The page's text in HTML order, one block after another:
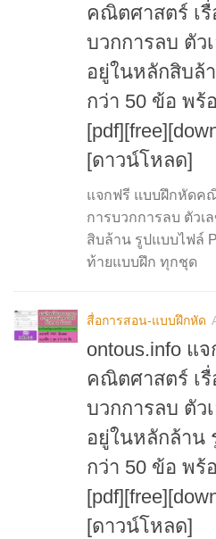
คณิตศาสตร์ เ
บวกการลบ ตัว
อยู่ในหลักสิบล้
กว่า 50 ข้อ พร้
[ดาวน์โหลด]
แจกฟรี แบบฝึกหัดค
การบวกการลบ ตัวเ
สิบล้าน รูปแบบไฟล์
ท้ายแบบฝึก ทุกชุด
สื่อการสอน-แบบฝึกหัด
ontous.info แ
คณิตศาสตร์ เ
บวกการลบ ตัว
อยู่ในหลักล้าน
กว่า 50 ข้อ พร้
[ดาวน์โหลด]